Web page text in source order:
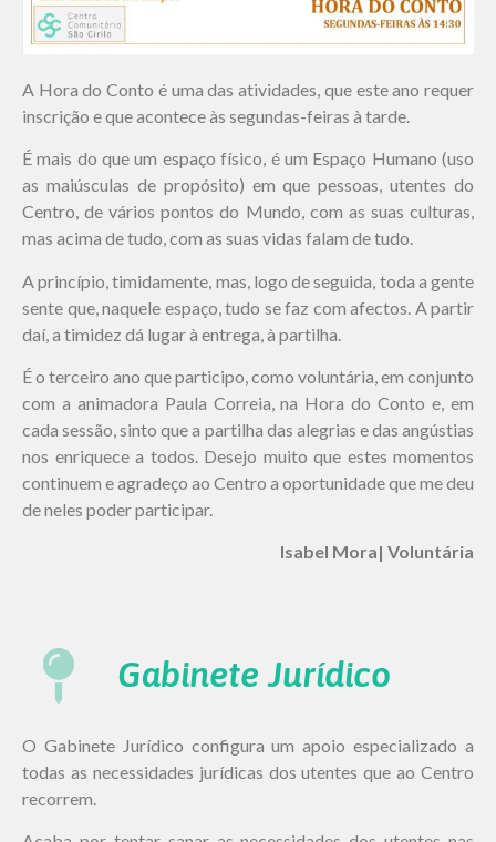
A Hora do Conto é uma das atividades, que este ano requer
inscrição e que acontece às segundas-feiras à tarde.
É mais do que um espaço físico, é um Espaço Humano (uso
as maiúsculas de propósito) em que pessoas, utentes do
Centro, de vários pontos do Mundo, com as suas culturas,
mas acima de tudo, com as suas vidas falam de tudo.
A princípio, timidamente, mas, logo de seguida, toda a gente
sente que, naquele espaço, tudo se faz com afectos. A partir
daí, a timidez dá lugar à entrega, à partilha.
É o terceiro ano que participo, como voluntária, em conjunto
com a animadora Paula Correia, na Hora do Conto e, em
cada sessão, sinto que a partilha das alegrias e das angústias
nos enriquece a todos. Desejo muito que estes momentos
continuem e agradeço ao Centro a oportunidade que me deu
de neles poder participar.
Isabel Mora| Voluntária
Gabinete Jurídico
O Gabinete Jurídico configura um apoio especializado a
todas as necessidades jurídicas dos utentes que ao Centro
recorrem.